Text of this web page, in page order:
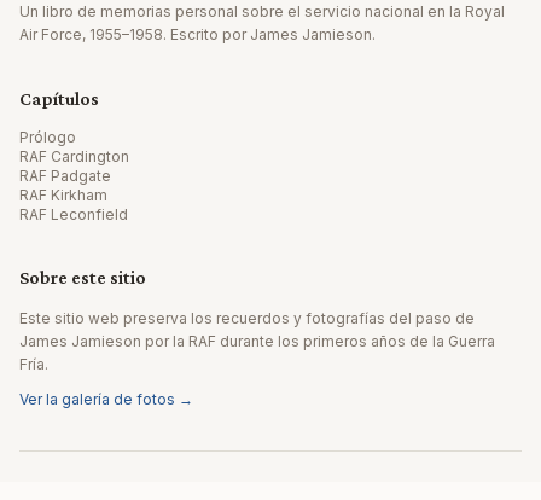
Un libro de memorias personal sobre el servicio nacional en la Royal
Air Force, 1955–1958. Escrito por James Jamieson.
Capítulos
Prólogo
RAF Cardington
RAF Padgate
RAF Kirkham
RAF Leconfield
Sobre este sitio
Este sitio web preserva los recuerdos y fotografías del paso de
James Jamieson por la RAF durante los primeros años de la Guerra
Fría.
Ver la galería de fotos →